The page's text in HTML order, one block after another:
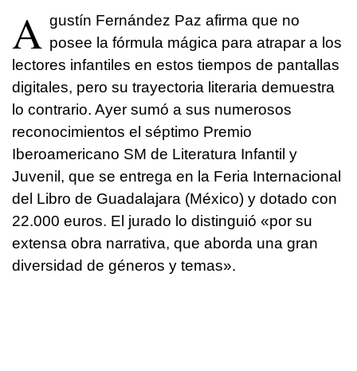
A gustín Fernández Paz afirma que no
posee la fórmula mágica para atrapar a los
lectores infantiles en estos tiempos de pantallas
digitales, pero su trayectoria literaria demuestra
lo contrario. Ayer sumó a sus numerosos
reconocimientos el séptimo Premio
Iberoamericano SM de Literatura Infantil y
Juvenil, que se entrega en la Feria Internacional
del Libro de Guadalajara (México) y dotado con
22.000 euros. El jurado lo distinguió «por su
extensa obra narrativa, que aborda una gran
diversidad de géneros y temas».